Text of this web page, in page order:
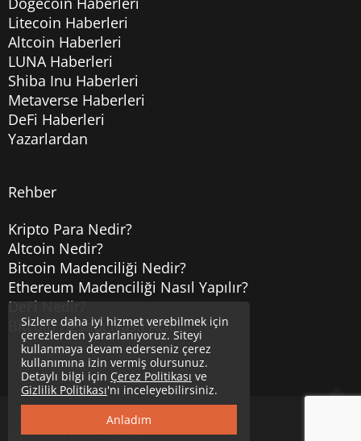
Litecoin Haberleri
Altcoin Haberleri
LUNA Haberleri
Shiba Inu Haberleri
Metaverse Haberleri
DeFi Haberleri
Yazarlardan
Rehber
Kripto Para Nedir?
Altcoin Nedir?
Bitcoin Madenciliği Nedir?
Ethereum Madenciliği Nasıl Yapılır?
DeFi Nedir?
Bitcoin Hesabı Nasıl Açılır?
Uzmancoin
Güncel Bitcoin Haberleri
Sizlere daha iyi hizmet verebilmek için
çerezlerden yararlanıyoruz. Siteyi
kullanmaya devam ederseniz çerez
kullanımına izin vermiş olursunuz.
Detaylı bilgi için Çerez Politikası ve
Gizlilik Politikası'nı inceleyebilirsiniz.
Anladım